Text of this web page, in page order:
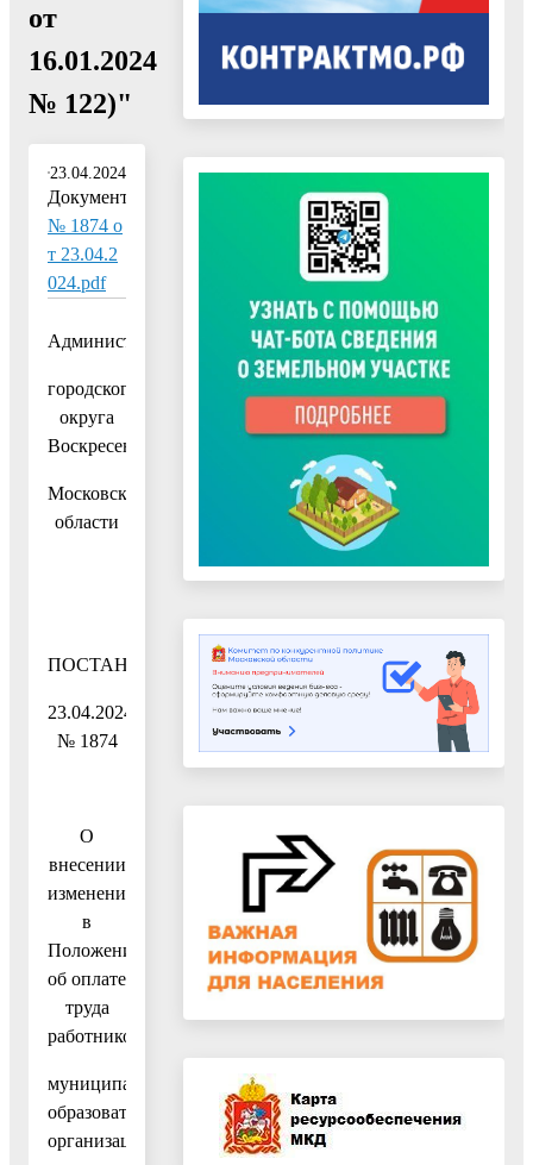
от
16.01.2024
№ 122)"
23.04.2024
Документ:
№ 1874 о
т 23.04.2
024.pdf
Администрация
городского
округа
Воскресенск
Московской
области
ПОСТАНОВЛЕНИЕ
23.04.2024
№ 1874
О
внесении
изменений
в
Положение
об оплате
труда
работников
муниципальных
образовательных
организаций